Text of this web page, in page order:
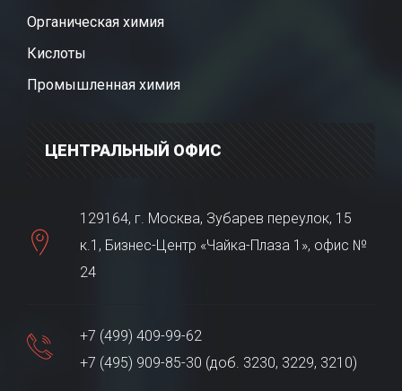
Органическая химия
Кислоты
Промышленная химия
ЦЕНТРАЛЬНЫЙ ОФИС
129164, г. Москва, Зубарев переулок, 15
к.1, Бизнес-Центр «Чайка-Плаза 1», офис №
24
+7 (499) 409-99-62
+7 (495) 909-85-30 (доб. 3230, 3229, 3210)